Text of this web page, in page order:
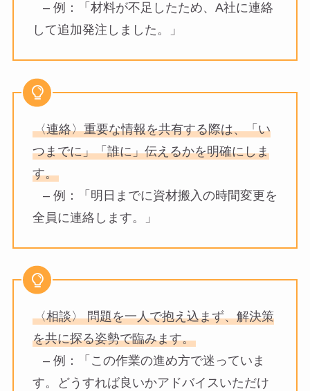
– 例：「材料が不足したため、A社に連絡
して追加発注しました。」
〈連絡〉重要な情報を共有する際は、「い
つまでに」「誰に」伝えるかを明確にしま
す。
– 例：「明日までに資材搬入の時間変更を
全員に連絡します。」
〈相談〉 問題を一人で抱え込まず、解決策
を共に探る姿勢で臨みます。
– 例：「この作業の進め方で迷っていま
す。どうすれば良いかアドバイスいただけ